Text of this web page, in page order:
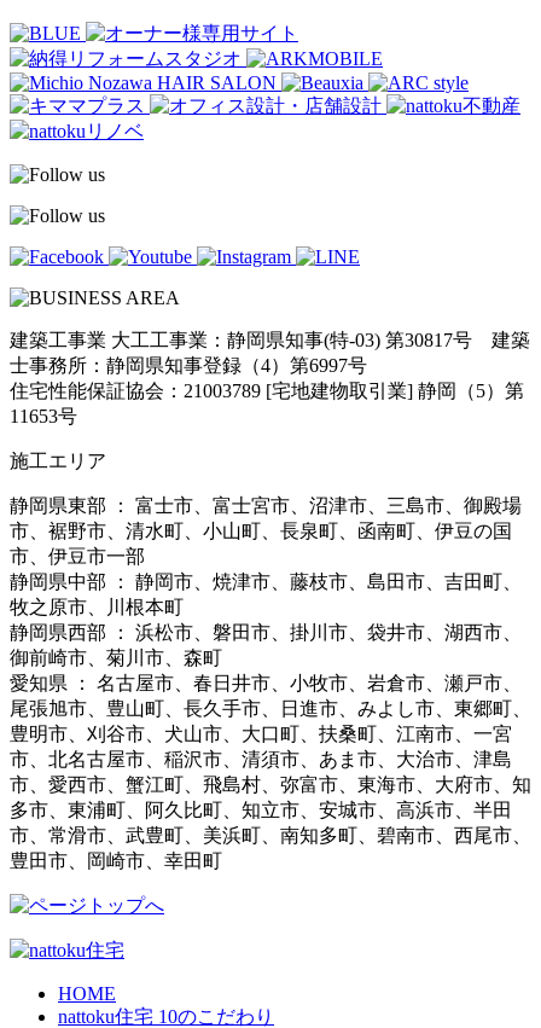
建築工事業 大工工事業：静岡県知事(特-03) 第30817号 建築
士事務所：静岡県知事登録（4）第6997号
住宅性能保証協会：21003789 [宅地建物取引業] 静岡（5）第
11653号
施工エリア
静岡県東部 ： 富士市、富士宮市、沼津市、三島市、御殿場
市、裾野市、清水町、小山町、長泉町、函南町、伊豆の国
市、伊豆市一部
静岡県中部 ： 静岡市、焼津市、藤枝市、島田市、吉田町、
牧之原市、川根本町
静岡県西部 ： 浜松市、磐田市、掛川市、袋井市、湖西市、
御前崎市、菊川市、森町
愛知県 ： 名古屋市、春日井市、小牧市、岩倉市、瀬戸市、
尾張旭市、豊山町、長久手市、日進市、みよし市、東郷町、
豊明市、刈谷市、犬山市、大口町、扶桑町、江南市、一宮
市、北名古屋市、稲沢市、清須市、あま市、大治市、津島
市、愛西市、蟹江町、飛島村、弥富市、東海市、大府市、知
多市、東浦町、阿久比町、知立市、安城市、高浜市、半田
市、常滑市、武豊町、美浜町、南知多町、碧南市、西尾市、
豊田市、岡崎市、幸田町
HOME
nattoku住宅 10のこだわり